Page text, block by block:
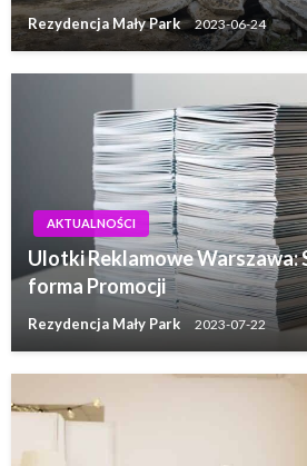
Rezydencja Mały Park 2023-06-24
AKTUALNOŚCI
Ulotki Reklamowe Warszawa:
forma Promocji
Rezydencja Mały Park 2023-07-22